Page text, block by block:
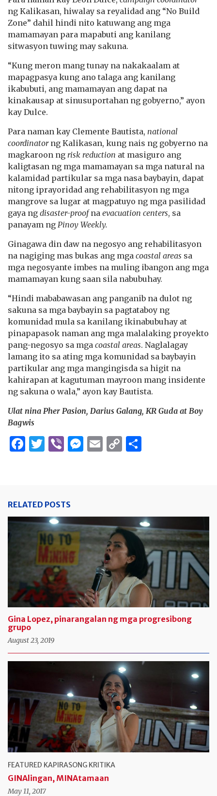
ng Kalikasan, hiwalay sa reyalidad ang “No Build
Zone” dahil hindi nito katuwang ang mga
mamamayan para mapabuti ang kanilang
sitwasyon tuwing may sakuna.
“Kung meron mang tunay na nakakaalam at
mapagpasya kung ano talaga ang kanilang
ikabubuti, ang mamamayan ang dapat na
kinakausap at sinusuportahan ng gobyerno,” ayon
kay Dulce.
Para naman kay Clemente Bautista, national
coordinatorng Kalikasan, kung nais ng gobyerno na
magkaroon ng risk reduction at masiguro ang
kaligtasan ng mga mamamayan sa mga natural na
kalamidad partikular sa mga nasa baybayin, dapat
nitong iprayoridad ang rehabilitasyon ng mga
mangrove sa lugar at magpatuyo ng mga pasilidad
gaya ng disaster-proofna evacuation centers, sa
panayam ng Pinoy Weekly.
Ginagawa din daw na negosyo ang rehabilitasyon
na nagiging mas bukas ang mga coastal areas sa
mga negosyante imbes na muling ibangon ang mga
mamamayan kung saan sila nabubuhay.
“Hindi mababawasan ang panganib na dulot ng
sakuna sa mga baybayin sa pagtataboy ng
komunidad mula sa kanilang ikinabubuhay at
pinapapasok naman ang mga malalaking proyekto
pang-negosyo sa mga coastal areas. Naglalagay
lamang ito sa ating mga komunidad sa baybayin
partikular ang mga mangingisda sa higit na
kahirapan at kagutuman mayroon mang insidente
ng sakuna o wala,” ayon kay Bautista.
Ulat nina Pher Pasion, Darius Galang, KR Guda at Boy
Bagwis
Facebook
Twitter
ViberMessenger
Email
Copy
RELATED POSTS
Gina Lopez, pinarangalan ng mga progresibong
grupo
August 23, 2019
FEATURED KAPIRASONG KRITIKA
GINAlingan, MINAtamaan
May 11, 2017